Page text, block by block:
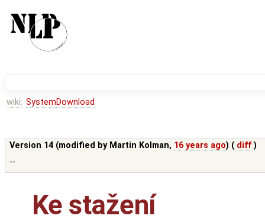
wiki: SystemDownload
Version 14 (modified by Martin Kolman, 16 years ago) ( diff )
--
Ke stažení